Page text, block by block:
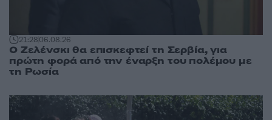
21:2806.08.26
Ο Ζελένσκι θα επισκεφτεί τη Σερβία, για
πρώτη φορά από την έναρξη του πολέμου με
τη Ρωσία